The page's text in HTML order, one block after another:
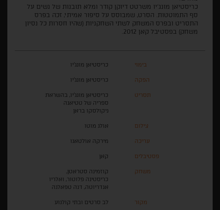
כריסטיאן מונג'יו משרטט דיוקן קודר ומלא תובנות של נשים על
סף התמוטטות. הסרט, שמבוסס על סיפור אמיתי, זכה בפרס
התסריט ובפרס המשחק לשתי השחקניות (שהיו חסרות כל נסיון
משחק) בפסטיבל קאן 2012.
בימוי כריסטיאן מונג'יו
הפקה כריסטיאן מונג'יו
תסריט
כריסטיאן מונג'יו, בהשראת
ספריה של טטיאנה
ניקולסקו בראן
צילום אולג מוטו
עריכה מירקה אולטאנו
פסטיבלים קאן
משחק
קוזמינה סטראטן,
כריסטינה פלוטור, ואלריו
אנדריוטה, דנה טפאלגה
מקור לב סרטים ובתי קולנוע